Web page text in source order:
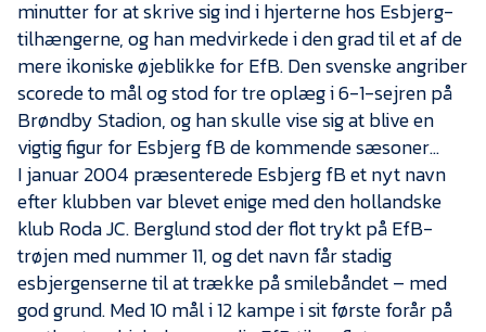
Presse
minutter for at skrive sig ind i hjerterne hos Esbjerg-
tilhængerne, og han medvirkede i den grad til et af de
mere ikoniske øjeblikke for EfB. Den svenske angriber
scorede to mål og stod for tre oplæg i 6-1-sejren på
Brøndby Stadion, og han skulle vise sig at blive en
vigtig figur for Esbjerg fB de kommende sæsoner…
I januar 2004 præsenterede Esbjerg fB et nyt navn
efter klubben var blevet enige med den hollandske
klub Roda JC. Berglund stod der flot trykt på EfB-
trøjen med nummer 11, og det navn får stadig
esbjergenserne til at trække på smilebåndet – med
god grund. Med 10 mål i 12 kampe i sit første forår på